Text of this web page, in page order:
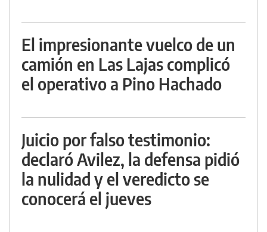
El impresionante vuelco de un
camión en Las Lajas complicó
el operativo a Pino Hachado
Juicio por falso testimonio:
declaró Avilez, la defensa pidió
la nulidad y el veredicto se
conocerá el jueves